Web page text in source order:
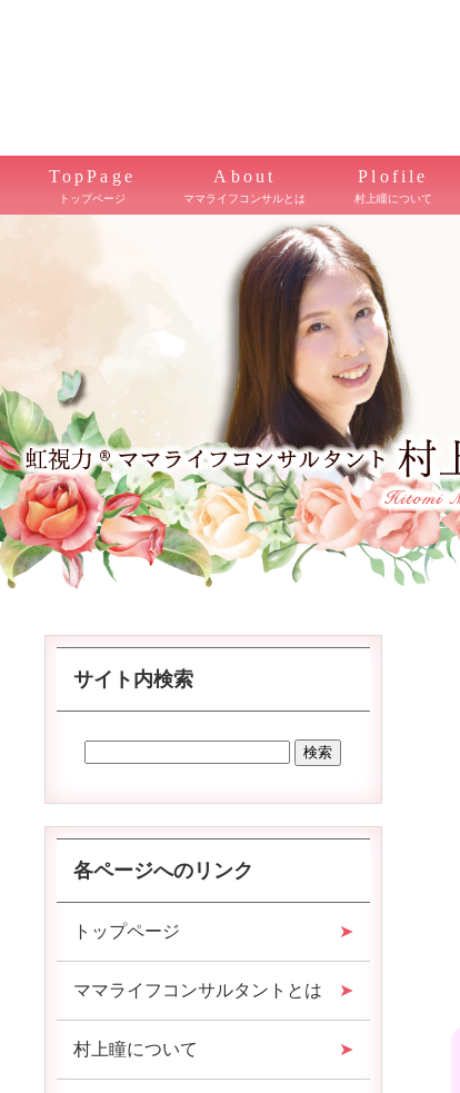
TopPage
トップページ
About
ママライフコンサルとは
Plofile
村上瞳について
サイト内検索
各ページへのリンク
トップページ
ママライフコンサルタントとは
村上瞳について